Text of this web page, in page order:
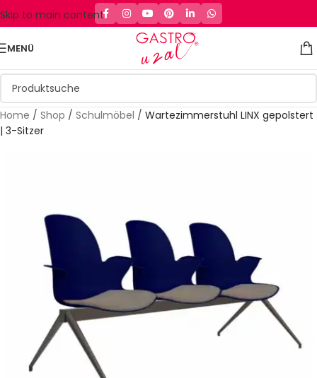
Skip to main content
MENÜ
Home / Shop / Schulmöbel / Wartezimmerstuhl LINX gepolstert
| 3-Sitzer